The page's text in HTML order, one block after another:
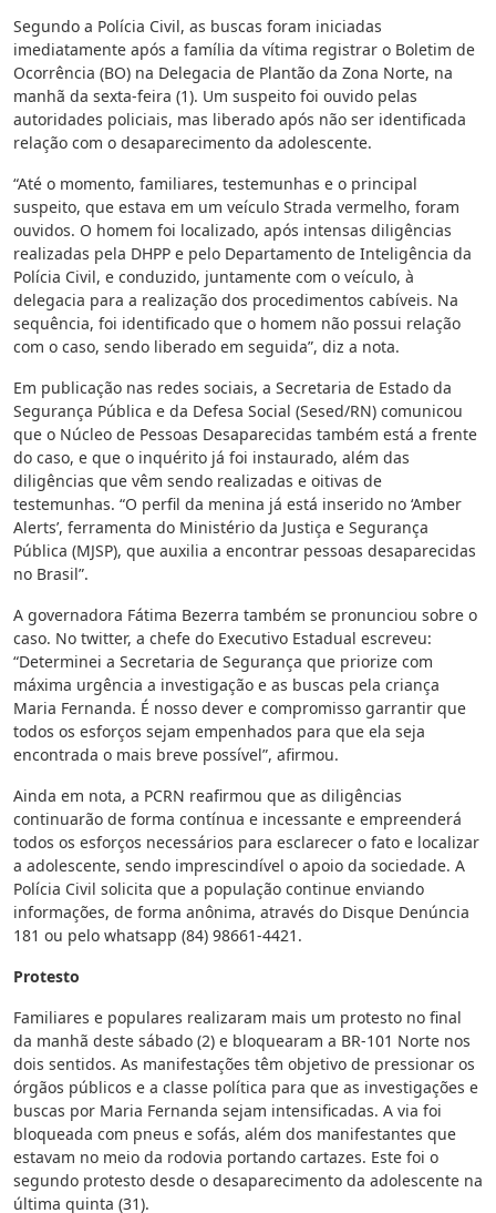
Segundo a Polícia Civil, as buscas foram iniciadas
imediatamente após a família da vítima registrar o Boletim de
Ocorrência (BO) na Delegacia de Plantão da Zona Norte, na
manhã da sexta-feira (1). Um suspeito foi ouvido pelas
autoridades policiais, mas liberado após não ser identificada
relação com o desaparecimento da adolescente.
“Até o momento, familiares, testemunhas e o principal
suspeito, que estava em um veículo Strada vermelho, foram
ouvidos. O homem foi localizado, após intensas diligências
realizadas pela DHPP e pelo Departamento de Inteligência da
Polícia Civil, e conduzido, juntamente com o veículo, à
delegacia para a realização dos procedimentos cabíveis. Na
sequência, foi identificado que o homem não possui relação
com o caso, sendo liberado em seguida”, diz a nota.
Em publicação nas redes sociais, a Secretaria de Estado da
Segurança Pública e da Defesa Social (Sesed/RN) comunicou
que o Núcleo de Pessoas Desaparecidas também está a frente
do caso, e que o inquérito já foi instaurado, além das
diligências que vêm sendo realizadas e oitivas de
testemunhas. “O perfil da menina já está inserido no ‘Amber
Alerts’, ferramenta do Ministério da Justiça e Segurança
Pública (MJSP), que auxilia a encontrar pessoas desaparecidas
no Brasil”.
A governadora Fátima Bezerra também se pronunciou sobre o
caso. No twitter, a chefe do Executivo Estadual escreveu:
“Determinei a Secretaria de Segurança que priorize com
máxima urgência a investigação e as buscas pela criança
Maria Fernanda. É nosso dever e compromisso garrantir que
todos os esforços sejam empenhados para que ela seja
encontrada o mais breve possível”, afirmou.
Ainda em nota, a PCRN reafirmou que as diligências
continuarão de forma contínua e incessante e empreenderá
todos os esforços necessários para esclarecer o fato e localizar
a adolescente, sendo imprescindível o apoio da sociedade. A
Polícia Civil solicita que a população continue enviando
informações, de forma anônima, através do Disque Denúncia
181 ou pelo whatsapp (84) 98661-4421.
Protesto
Familiares e populares realizaram mais um protesto no final
da manhã deste sábado (2) e bloquearam a BR-101 Norte nos
dois sentidos. As manifestações têm objetivo de pressionar os
órgãos públicos e a classe política para que as investigações e
buscas por Maria Fernanda sejam intensificadas. A via foi
bloqueada com pneus e sofás, além dos manifestantes que
estavam no meio da rodovia portando cartazes. Este foi o
segundo protesto desde o desaparecimento da adolescente na
última quinta (31).